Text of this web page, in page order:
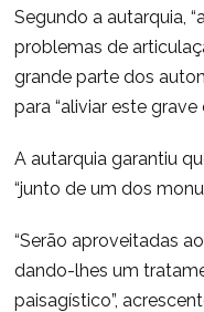
Segundo a autarquia,
problemas de
grande parte dos
para “aliviar este
A autarquia garantiu
“junto de um dos
“Serão aproveitadas
dando-lhes um
paisagístico”,